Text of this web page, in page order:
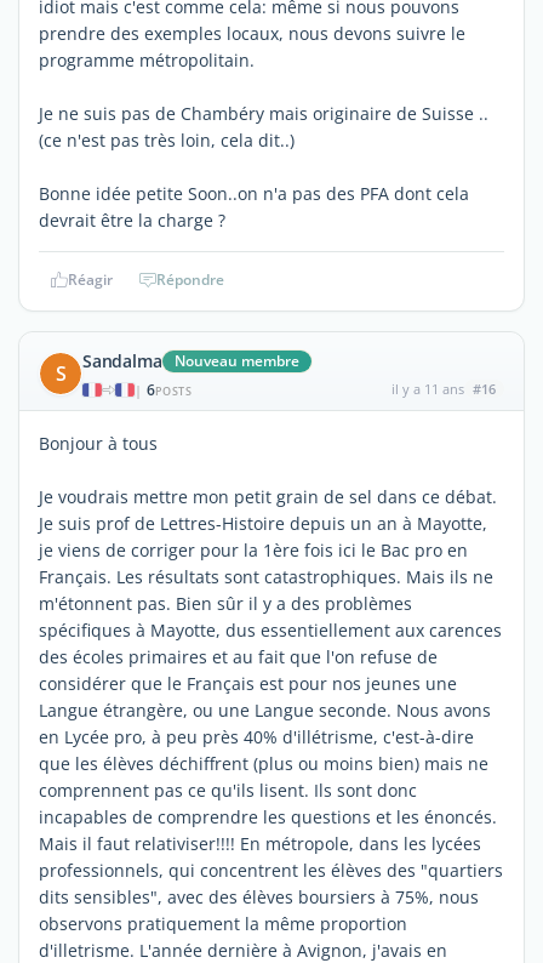
idiot mais c'est comme cela: même si nous pouvons
prendre des exemples locaux, nous devons suivre le
programme métropolitain.
Je ne suis pas de Chambéry mais originaire de Suisse ..
(ce n'est pas très loin, cela dit..)
Bonne idée petite Soon..on n'a pas des PFA dont cela
devrait être la charge ?
Réagir Répondre
S Sandalma Nouveau membre
| 6POSTS il y a 11 ans #16
Bonjour à tous
Je voudrais mettre mon petit grain de sel dans ce débat.
Je suis prof de Lettres-Histoire depuis un an à Mayotte,
je viens de corriger pour la 1ère fois ici le Bac pro en
Français. Les résultats sont catastrophiques. Mais ils ne
m'étonnent pas. Bien sûr il y a des problèmes
spécifiques à Mayotte, dus essentiellement aux carences
des écoles primaires et au fait que l'on refuse de
considérer que le Français est pour nos jeunes une
Langue étrangère, ou une Langue seconde. Nous avons
en Lycée pro, à peu près 40% d'illétrisme, c'est-à-dire
que les élèves déchiffrent (plus ou moins bien) mais ne
comprennent pas ce qu'ils lisent. Ils sont donc
incapables de comprendre les questions et les énoncés.
Mais il faut relativiser!!!! En métropole, dans les lycées
professionnels, qui concentrent les élèves des "quartiers
dits sensibles", avec des élèves boursiers à 75%, nous
observons pratiquement la même proportion
d'illetrisme. L'année dernière à Avignon, j'avais en